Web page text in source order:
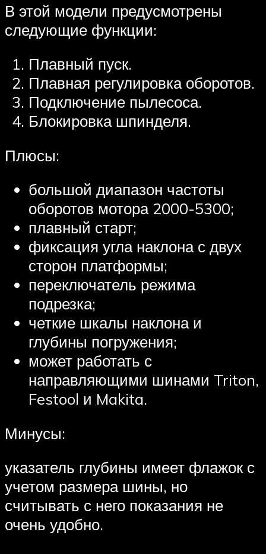
В этой модели предусмотрены
следующие функции:
Плавный пуск.
Плавная регулировка оборотов.
Подключение пылесоса.
Блокировка шпинделя.
Плюсы:
большой диапазон частоты
оборотов мотора 2000-5300;
плавный старт;
фиксация угла наклона с двух
сторон платформы;
переключатель режима
подрезка;
четкие шкалы наклона и
глубины погружения;
может работать с
направляющими шинами Triton,
Festool и Makita.
Минусы:
указатель глубины имеет флажок с
учетом размера шины, но
считывать с него показания не
очень удобно.